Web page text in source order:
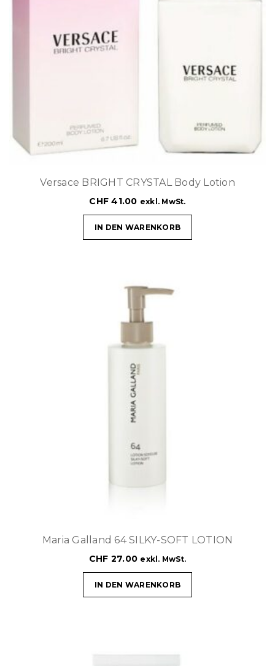
Versace BRIGHT CRYSTAL Body Lotion
CHF 41.00 exkl. MwSt.
IN DEN WARENKORB
Maria Galland 64 SILKY-SOFT LOTION
CHF 27.00 exkl. MwSt.
IN DEN WARENKORB